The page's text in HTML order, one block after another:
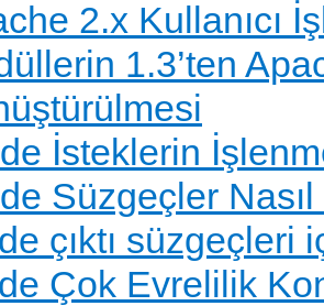
2.x Kullanıcı
1.3’ten
İsteklerin
Süzgeçler Nasıl
çıktı süzgeçleri
Çok Evrelilik